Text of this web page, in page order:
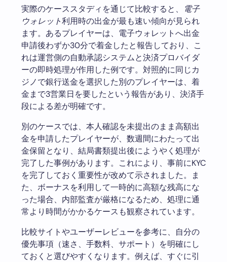
実際のケーススタディを通じて比較すると、
電子
ウォレット利用時の出金が最も速い傾向が見られ
ます。あるプレイヤーは、電子ウォレットへ出金
申請後わずか30分で着金したと報告しており、こ
れは運営側の自動承認システムと決済プロバイダ
ーの即時処理が作用した例です。対照的に同じカ
ジノで銀行送金を選択した別のプレイヤーは、着
金まで3営業日を要したという報告があり、決済手
段による差が明確です。
別のケースでは、本人確認を未提出のまま高額出
金を申請したプレイヤーが、数週間にわたって出
金保留となり、結局書類提出後にようやく処理が
完了した事例があります。これにより、事前にKYC
を完了しておく重要性が改めて示されました。ま
た、ボーナスを利用して一時的に高額な残高にな
った場合、内部監査が厳格になるため、処理に通
常より時間がかかるケースも観察されています。
比較サイトやユーザーレビューを参考に、自分の
優先事項（速さ、手数料、サポート）を明確にし
ておくと選びやすくなります。例えば、すぐに引